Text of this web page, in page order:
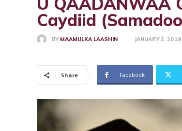
Caydiid
BY MAAMULKA LAASHIN JANUARY 2, 2019
Share Facebook